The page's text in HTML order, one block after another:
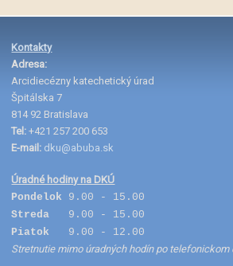
Kontakty
Adresa:
Arcidiecézny katechetický úrad
Špitálska 7
814 92 Bratislava
Tel: +421 257 200 653
E-mail: dku@abuba.sk
Úradné hodiny na DKÚ
Pondelok 9.00 - 15.00
Streda 9.00 - 15.00
Piatok 9.00 - 12.00
Stretnutie mimo úradných hodín po telefonickom